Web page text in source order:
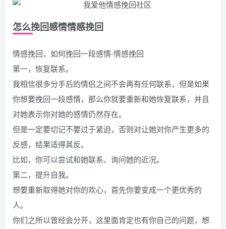
怎么挽回感情情感挽回
情感挽回，如何挽回一段感情-情感挽回
第一，恢复联系。
我相信很多分手后的情侣之间不会再有任何联系，但是如果
你想要挽回一段感情，那么你就要重新和她恢复联系，并且
对她表示你对她的感情仍然存在。
但是一定要切记不要过于紧迫，否则对让她对你产生更多的
反感，结果适得其反。
比如，你可以尝试和她联系、询问她的近况。
第二，提升自我。
想要重新取得她对你的欢心，首先你要变成一个更优秀的
人。
你们之所以曾经会分开，这里面肯定也有你自己的问题，想